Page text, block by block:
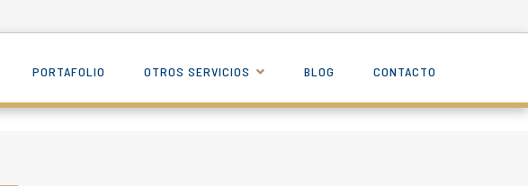
PORTAFOLIO OTROS SERVICIOS BLOG CONTACTO